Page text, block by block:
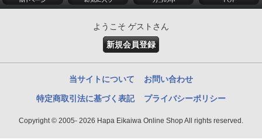
ようこそ ゲストさん
新規会員登録
当サイトについて お問い合わせ
特定商取引法に基づく表記 プライバシーポリシー
Copyright © 2005- 2026 Hapa Eikaiwa Online Shop All rights reserved.